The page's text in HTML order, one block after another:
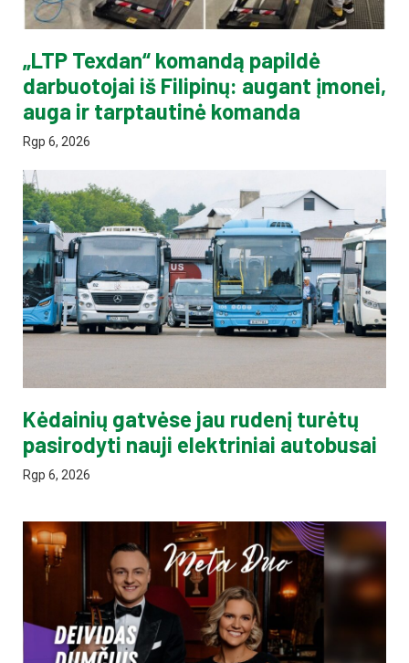
„LTP Texdan“ komandą papildė
darbuotojai iš Filipinų: augant įmonei,
auga ir tarptautinė komanda
Rgp 6, 2026
Kėdainių gatvėse jau rudenį turėtų
pasirodyti nauji elektriniai autobusai
Rgp 6, 2026